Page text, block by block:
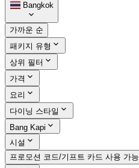
Bangkok
가까운 순
패키지 유형
상위 필터
가격
요리
다이닝 스타일
Bang Kapi
시설
프로모션 코드/기프트 카드 사용 가능